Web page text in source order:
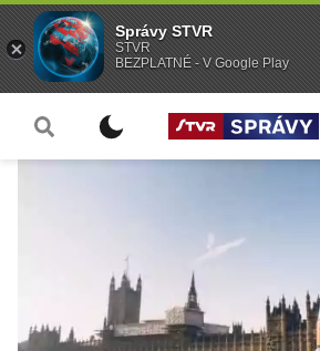
Správy STVR
STVR
BEZPLATNÉ - V Google Play